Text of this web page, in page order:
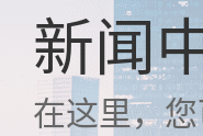
新闻
在这里，